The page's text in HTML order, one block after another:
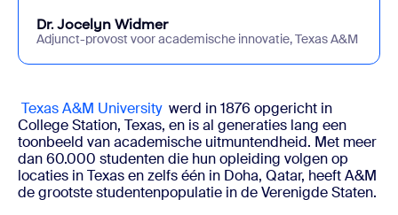
Dr. Jocelyn Widmer
Adjunct-provost voor academische innovatie, Texas A&M
Texas A&M Universitywerd in 1876 opgericht in
College Station, Texas, en is al generaties lang een
toonbeeld van academische uitmuntendheid. Met meer
dan 60.000 studenten die hun opleiding volgen op
locaties in Texas en zelfs één in Doha, Qatar, heeft A&M
de grootste studentenpopulatie in de Verenigde Staten.